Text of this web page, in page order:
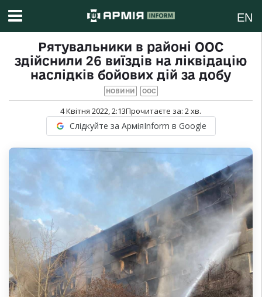
EN
Рятувальники в районі ООС
здійснили 26 виїздів на ліквідацію
наслідків бойових дій за добу
НОВИНИ ООС
4 Квітня 2022, 2:13Прочитаєте за: 2хв.
Слідкуйте за АрміяInform в Google